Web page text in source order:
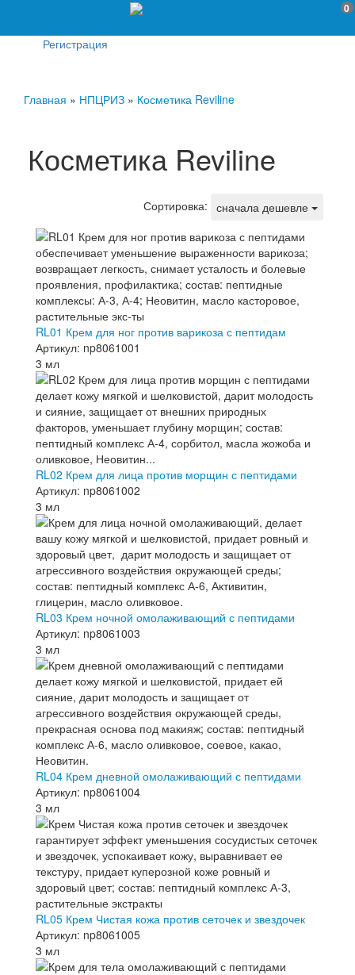
0
Регистрация
Главная » НПЦРИЗ » Косметика Reviline
Косметика Reviline
Сортировка: сначала дешевле
RL01 Крем для ног против варикоза с пептидам
Артикул: np8061001
3 мл
RL02 Крем для лица против морщин с пептидами
Артикул: np8061002
3 мл
RL03 Крем ночной омолаживающий с пептидами
Артикул: np8061003
3 мл
RL04 Крем дневной омолаживающий с пептидами
Артикул: np8061004
3 мл
RL05 Крем Чистая кожа против сеточек и звездочек
Артикул: np8061005
3 мл